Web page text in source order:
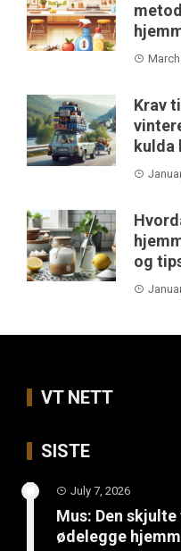
Krav
kulda
og
VT NETT
SISTE
July 7, 2026
Mus: Den
ødelegge